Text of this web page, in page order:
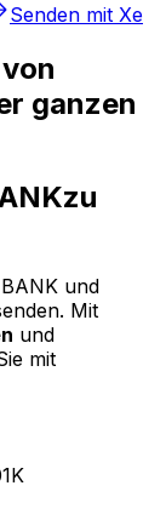
Senden mit Xe
ganzen
und
Mit
und
mit